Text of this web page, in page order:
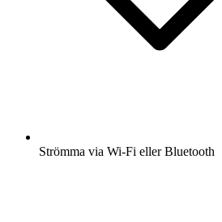
Strömma via Wi-Fi eller Bluetooth